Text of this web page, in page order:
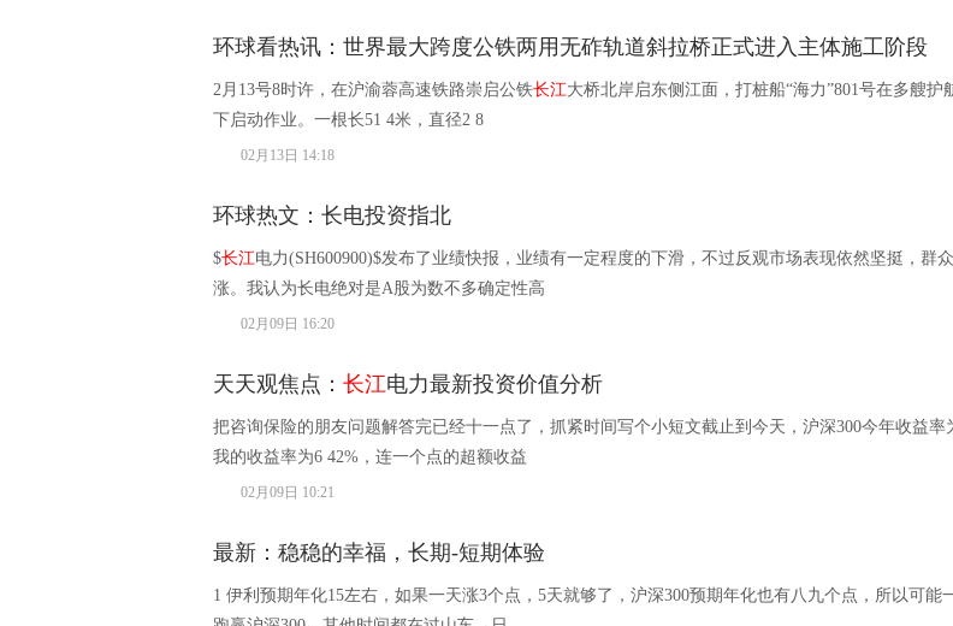
环球看热讯：世界最大跨度公铁两用无砟轨道斜拉桥正式进入主体施工阶段
2月13号8时许，在沪渝蓉高速铁路崇启公铁长江大桥北岸启东侧江面，打桩船“海力”801号在多艘护
下启动作业。一根长51 4米，直径2 8
02月13日 14:18
环球热文：长电投资指北
$长江电力(SH600900)$发布了业绩快报，业绩有一定程度的下滑，不过反观市场表现依然坚挺，群
涨。我认为长电绝对是A股为数不多确定性高
02月09日 16:20
天天观焦点： 长江电力最新投资价值分析
把咨询保险的朋友问题解答完已经十一点了，抓紧时间写个小短文截止到今天，沪深300今年收益率
我的收益率为6 42%，连一个点的超额收益
02月09日 10:21
最新：稳稳的幸福，长期-短期体验
1 伊利预期年化15左右，如果一天涨3个点，5天就够了，沪深300预期年化也有八九个点，所以可能